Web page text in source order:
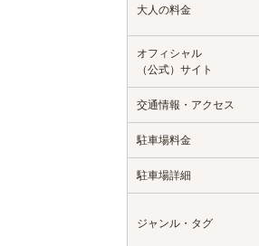
大人の料金
オフィシャル
（公式）サイト
交通情報・アクセス
駐車場料金
駐車場詳細
ジャンル・タグ